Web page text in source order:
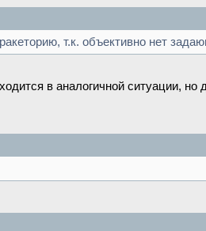
т.к. объективно нет
в аналогичной ситуации,